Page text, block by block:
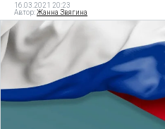
16.03.2021 20:23
Автор:Жанна Звягина